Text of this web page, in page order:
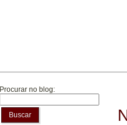
Procurar no blog:
Buscar